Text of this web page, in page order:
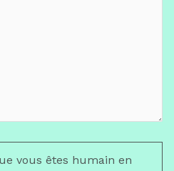
vous êtes humain en